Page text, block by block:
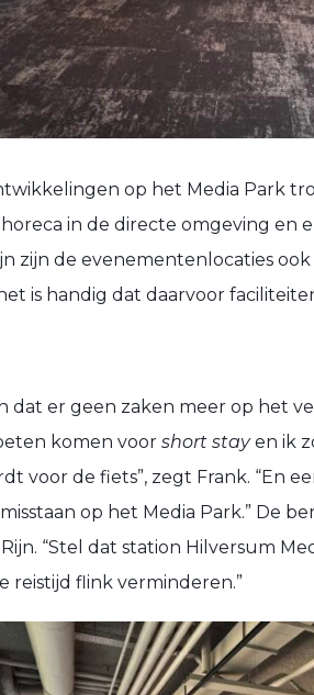
op het Media Park
horeca in de directe omgeving en
zijn de evenementenlocaties
is handig dat daarvoor
dat er geen zaken meer op het
komen voor short stayen ik
voor de fiets”, zegt Frank. “En
op het Media Park.” De
“Stel dat station Hilversum
reistijd flink verminderen.”